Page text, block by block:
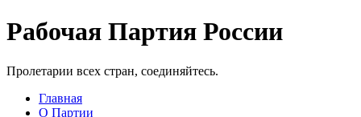
Рабочая Партия России
Пролетарии всех стран, соединяйтесь.
Главная
О Партии